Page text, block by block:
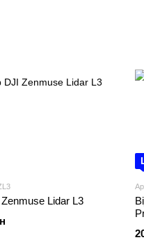
Lidar L3